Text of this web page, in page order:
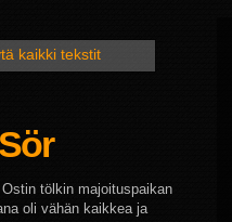
kaikki tekstit
tölkin majoituspaikan
oli vähän kaikkea ja